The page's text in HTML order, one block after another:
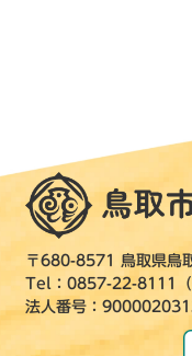
〒680-8571 鳥取県鳥
Tel：0857-22-8111（
法人番号：